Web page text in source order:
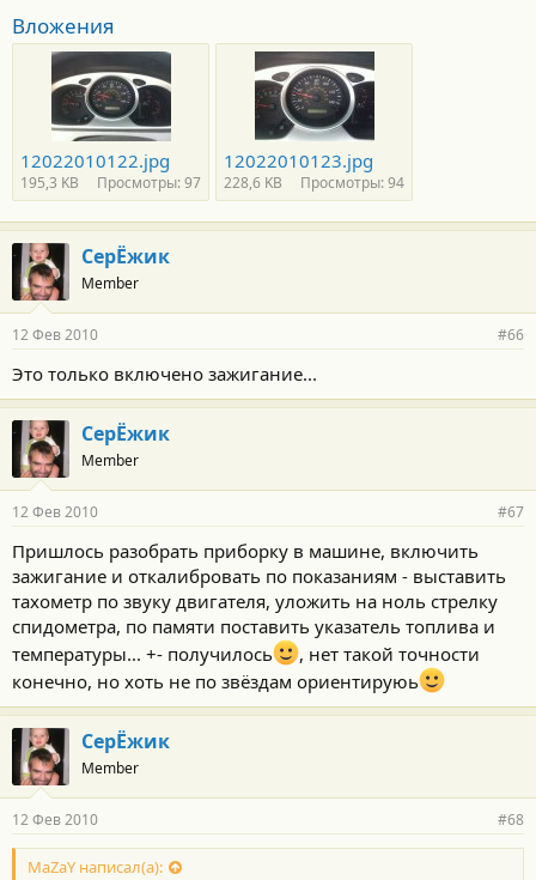
Вложения
12022010122.jpg
195,3 KB Просмотры: 97
12022010123.jpg
228,6 KB Просмотры: 94
СерЁжик
Member
12 Фев 2010 #66
Это только включено зажигание...
СерЁжик
Member
12 Фев 2010 #67
Пришлось разобрать приборку в машине, включить
зажигание и откалибровать по показаниям - выставить
тахометр по звуку двигателя, уложить на ноль стрелку
спидометра, по памяти поставить указатель топлива и
температуры... +- получилось
, нет такой точности
конечно, но хоть не по звёздам ориентируюь
СерЁжик
Member
12 Фев 2010 #68
MaZaY написал(а):